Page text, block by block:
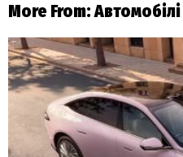
More From:Автомобілі